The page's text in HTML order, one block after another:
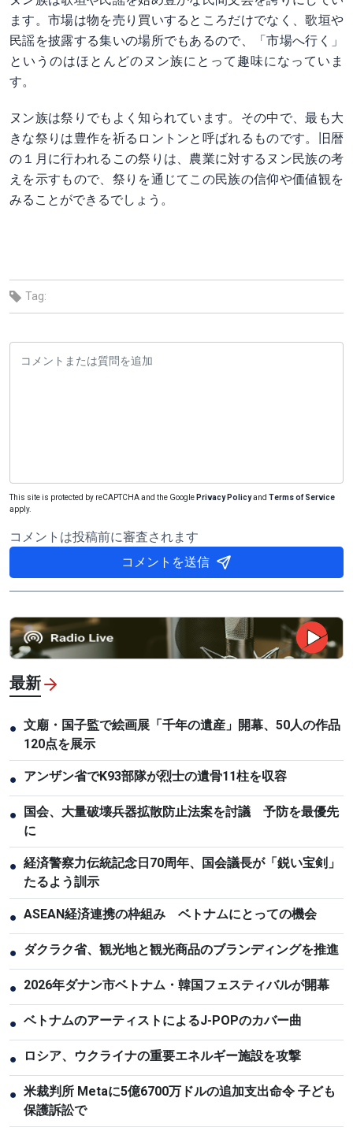
ます。市場は物を売り買いするところだけでなく、歌垣や
民謡を披露する集いの場所でもあるので、「市場へ行く」
というのはほとんどのヌン族にとって趣味になっていま
す。
ヌン族は祭りでもよく知られています。その中で、最も大
きな祭りは豊作を祈るロントンと呼ばれるものです。旧暦
の１月に行われるこの祭りは、農業に対するヌン民族の考
えを示すもので、祭りを通じてこの民族の信仰や価値観を
みることができるでしょう。
Tag:
This site is protected by reCAPTCHA and the Google Privacy Policyand Terms of Service
apply.
コメントは投稿前に審査されます
コメントを送信
最新
● 文廟・国子監で絵画展「千年の遺産」開幕、50人の作品
120点を展示
● アンザン省でK93部隊が烈士の遺骨11柱を収容
●
国会、大量破壊兵器拡散防止法案を討議 予防を最優先
に
● 経済警察力伝統記念日70周年、国会議長が「鋭い宝剣」
たるよう訓示
● ASEAN経済連携の枠組み ベトナムにとっての機会
● ダクラク省、観光地と観光商品のブランディングを推進
● 2026年ダナン市ベトナム・韓国フェスティバルが開幕
● ベトナムのアーティストによるJ-POPのカバー曲
● ロシア、ウクライナの重要エネルギー施設を攻撃
● 米裁判所 Metaに5億6700万ドルの追加支出命令 子ども
保護訴訟で